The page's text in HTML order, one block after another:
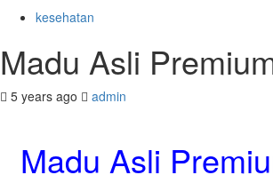
kesehatan
Madu Asli
5 years ago admin
Madu Asli